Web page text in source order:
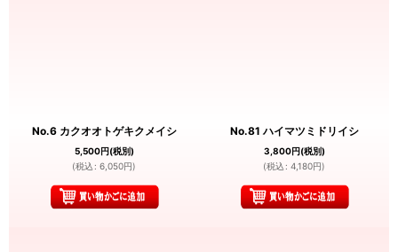
No.6 カクオオトゲキクメイシ
5,500円(税別)
(税込 : 6,050円)
No.81 ハイマツミドリイシ
3,800円(税別)
(税込 : 4,180円)